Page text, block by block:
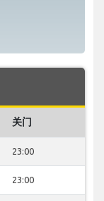
关门
23:00
23:00